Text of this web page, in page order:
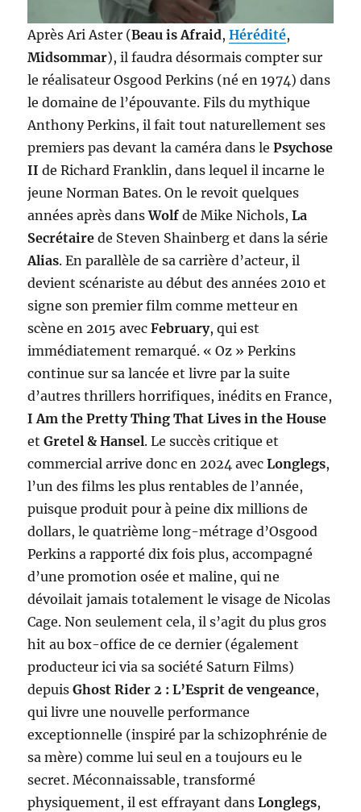
Après Ari Aster (Beau is Afraid,Hérédité,
Midsommar), il faudra désormais compter sur
le réalisateur Osgood Perkins (né en 1974) dans
le domaine de l’épouvante. Fils du mythique
Anthony Perkins, il fait tout naturellement ses
premiers pas devant la caméra dans lePsychose
II de Richard Franklin, dans lequel il incarne le
jeune Norman Bates. On le revoit quelques
années après dansWolf de Mike Nichols,La
Secrétaire de Steven Shainberg et dans la série
Alias. En parallèle de sa carrière d’acteur, il
devient scénariste au début des années 2010 et
signe son premier film comme metteur en
scène en 2015 avecFebruary, qui est
immédiatement remarqué. « Oz » Perkins
continue sur sa lancée et livre par la suite
d’autres thrillers horrifiques, inédits en France,
I Am the Pretty Thing That Lives in the House
etGretel & Hansel. Le succès critique et
commercial arrive donc en 2024 avecLonglegs,
l’un des films les plus rentables de l’année,
puisque produit pour à peine dix millions de
dollars, le quatrième long-métrage d’Osgood
Perkins a rapporté dix fois plus, accompagné
d’une promotion osée et maline, qui ne
dévoilait jamais totalement le visage de Nicolas
Cage. Non seulement cela, il s’agit du plus gros
hit au box-office de ce dernier (également
producteur ici via sa société Saturn Films)
depuisGhost Rider 2 : L’Esprit de vengeance,
qui livre une nouvelle performance
exceptionnelle (inspiré par la schizophrénie de
sa mère) comme lui seul en a toujours eu le
secret. Méconnaissable, transformé
physiquement, il est effrayant dansLonglegs,